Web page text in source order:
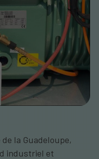
la Guadeloupe,
industriel et